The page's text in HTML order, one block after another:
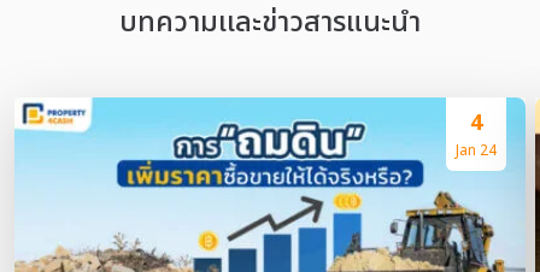
บทความเเละข่าวสารแนะนำ
4
Jan 24